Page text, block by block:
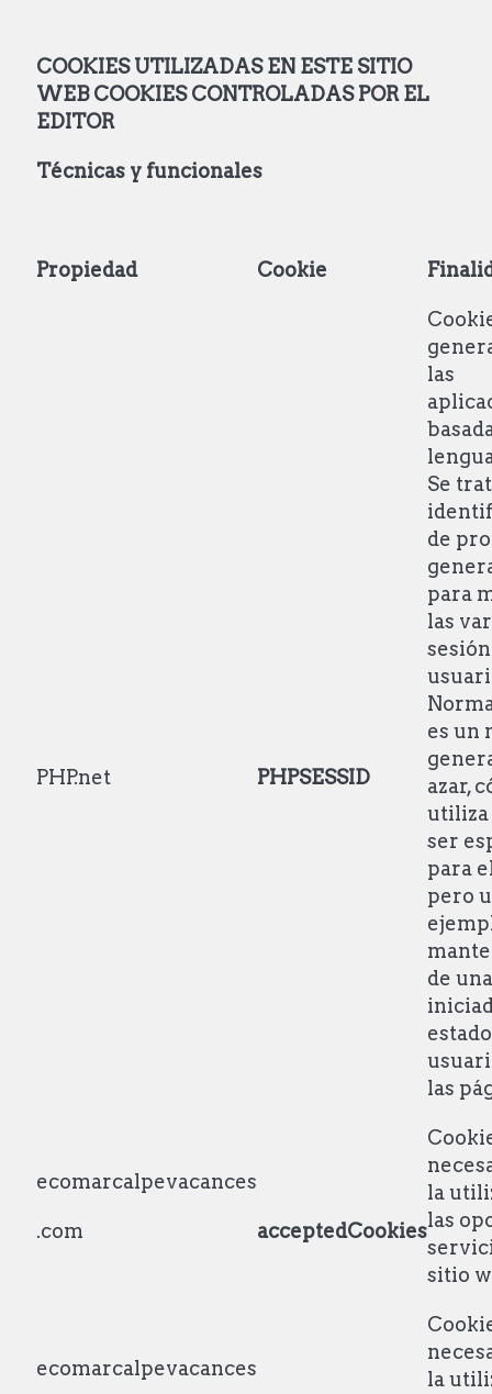
COOKIES UTILIZADAS EN ESTE SITIO
WEBCOOKIES CONTROLADAS POR EL
EDITOR
Técnicas y funcionales
Propiedad Cookie
PHP.net PHPSESSID
las
Se
de
para
las
es un
azar,
utiliza
ser
para
pero
de
las
ecomarcalpevacances
.com acceptedCookies
la
las
sitio
ecomarcalpevacances
la